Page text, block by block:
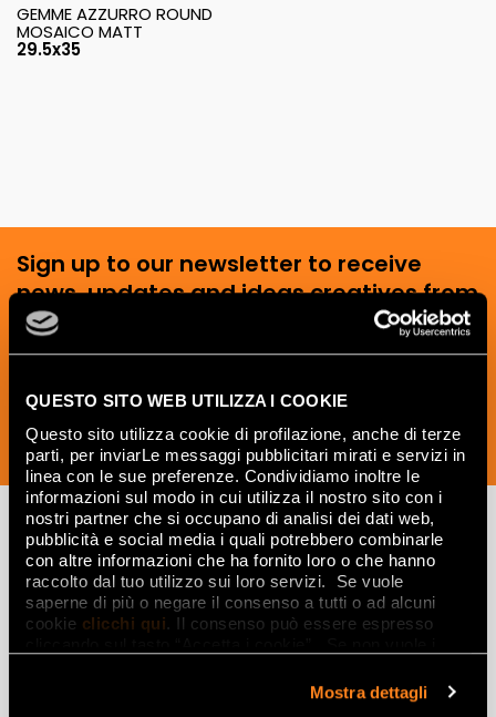
QUESTO SITO WEB UTILIZZA I COOKIE
Questo sito utilizza cookie di profilazione, anche di terze
parti, per inviarLe messaggi pubblicitari mirati e servizi in
linea con le sue preferenze. Condividiamo inoltre le
informazioni sul modo in cui utilizza il nostro sito con i
nostri partner che si occupano di analisi dei dati web,
pubblicità e social media i quali potrebbero combinarle
con altre informazioni che ha fornito loro o che hanno
raccolto dal tuo utilizzo sui loro servizi. Se vuole
saperne di più o negare il consenso a tutti o ad alcuni
cookie clicchi qui. Il consenso può essere espresso
Mostra dettagli
GEMME AZZURRO ROUND
MOSAICO MATT
29.5x35
Sign up to our newsletter to receive
news, updates and ideas creatives from
the world of ceramics and interior
design.
SUBSCRIBE NOW
Lasciati
ispirare
da ambienti